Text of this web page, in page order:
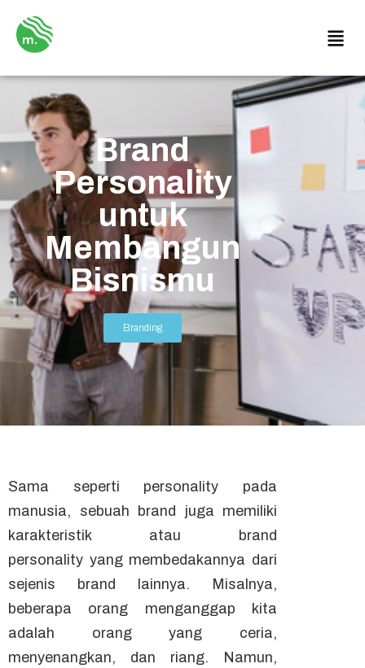
Brand
Personality
untuk
Membangun
Bisnismu
Branding
Sama seperti personality pada
manusia, sebuah brand juga memiliki
karakteristik atau brand
personality yang membedakannya dari
sejenis brand lainnya. Misalnya,
beberapa orang menganggap kita
adalah orang yang ceria,
menyenangkan, dan riang. Namun,